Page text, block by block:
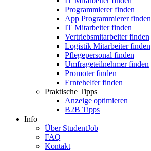
Programmierer finden
App Programmierer finden
IT Mitarbeiter finden
Vertriebsmitarbeiter finden
Logistik Mitarbeiter finden
Pflegepersonal finden
Umfrageteilnehmer finden
Promoter finden
Erntehelfer finden
Praktische Tipps
Anzeige optimieren
B2B Tipps
Info
Über StudentJob
FAQ
Kontakt